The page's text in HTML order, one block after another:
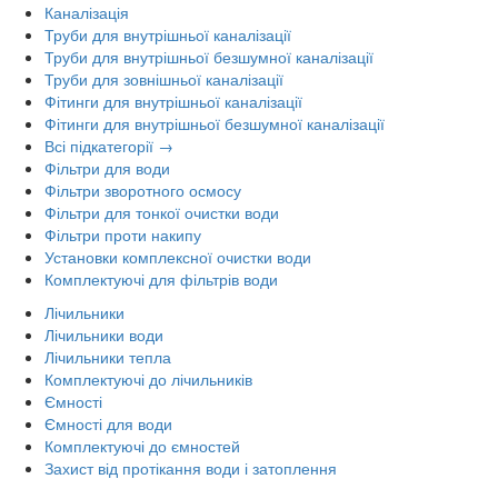
Каналізація
Труби для внутрішньої каналізації
Труби для внутрішньої безшумної каналізації
Труби для зовнішньої каналізації
Фітинги для внутрішньої каналізації
Фітинги для внутрішньої безшумної каналізації
Всі підкатегорії →
Фільтри для води
Фільтри зворотного осмосу
Фільтри для тонкої очистки води
Фільтри проти накипу
Установки комплексної очистки води
Комплектуючі для фільтрів води
Лічильники
Лічильники води
Лічильники тепла
Комплектуючі до лічильників
Ємності
Ємності для води
Комплектуючі до ємностей
Захист від протікання води і затоплення